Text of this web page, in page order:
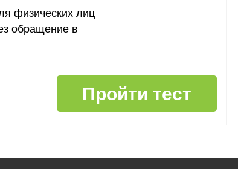
физических лиц
обращение в
Пройти тест